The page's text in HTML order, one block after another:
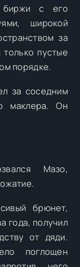
биржи с его
широкой
за
пустые
порядке.
за соседним
маклера. Он
Мазо,
брюнет,
года, получил
от дяди.
поглощен